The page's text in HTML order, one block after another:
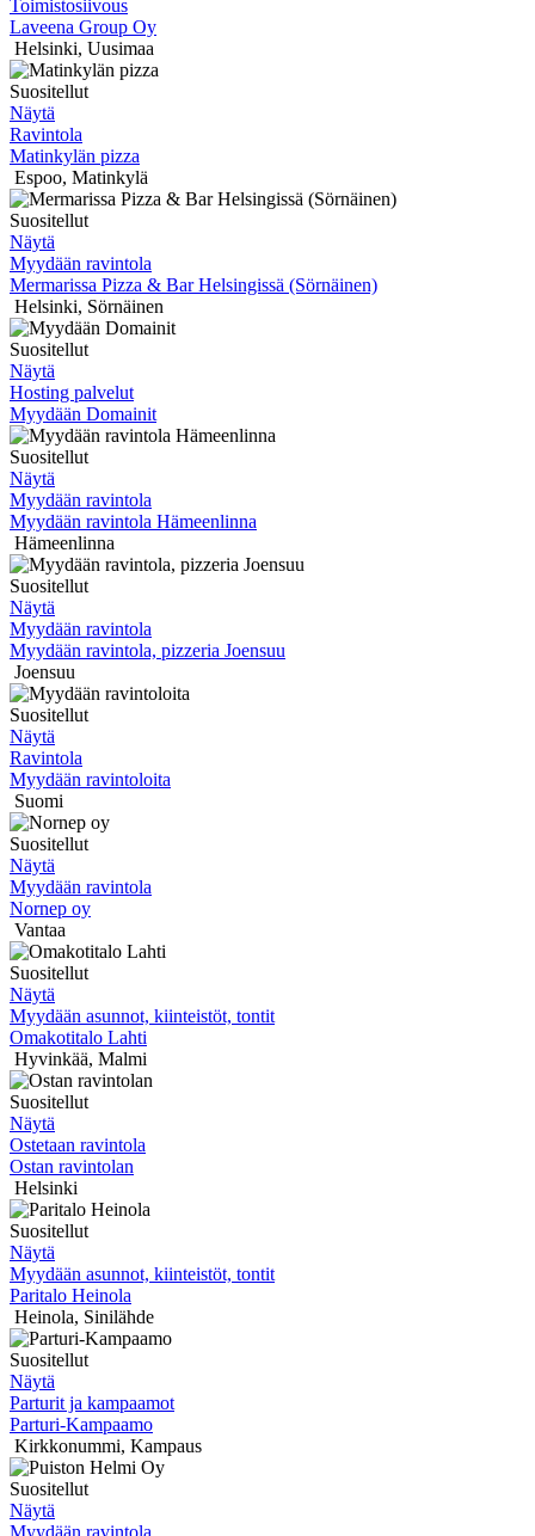
Toimistosiivous
Laveena Group Oy
Helsinki, Uusimaa
Suositellut
Näytä
Ravintola
Matinkylän pizza
Espoo, Matinkylä
Suositellut
Näytä
Myydään ravintola
Mermarissa Pizza & Bar Helsingissä (Sörnäinen)
Helsinki, Sörnäinen
Suositellut
Näytä
Hosting palvelut
Myydään Domainit
Suositellut
Näytä
Myydään ravintola
Myydään ravintola Hämeenlinna
Hämeenlinna
Suositellut
Näytä
Myydään ravintola
Myydään ravintola, pizzeria Joensuu
Joensuu
Suositellut
Näytä
Ravintola
Myydään ravintoloita
Suomi
Suositellut
Näytä
Myydään ravintola
Nornep oy
Vantaa
Suositellut
Näytä
Myydään asunnot, kiinteistöt, tontit
Omakotitalo Lahti
Hyvinkää, Malmi
Suositellut
Näytä
Ostetaan ravintola
Ostan ravintolan
Helsinki
Suositellut
Näytä
Myydään asunnot, kiinteistöt, tontit
Paritalo Heinola
Heinola, Sinilähde
Suositellut
Näytä
Parturit ja kampaamot
Parturi-Kampaamo
Kirkkonummi, Kampaus
Suositellut
Näytä
Myydään ravintola